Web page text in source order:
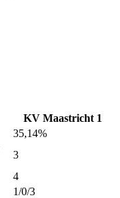
KV Maastricht 1
35,14%
3
4
1/0/3